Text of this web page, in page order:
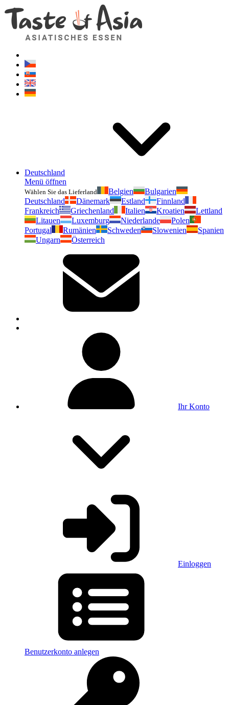
Deutschland
Menü öffnen
Wählen Sie das Lieferland Belgien
Bulgarien
Deutschland
Dänemark Estland
Finnland
Frankreich
Griechenland Italien Kroatien
Lettland
Litauen
Luxemburg Niederlande
Polen
Portugal
Rumänien Schweden Slowenien
Spanien
Ungarn
Österreich
Ihr Konto
Einloggen
Benutzerkonto anlegen
Geschmackvonasien.de
Zögern Sie nicht zu fragen. Ich bin für Sie da!